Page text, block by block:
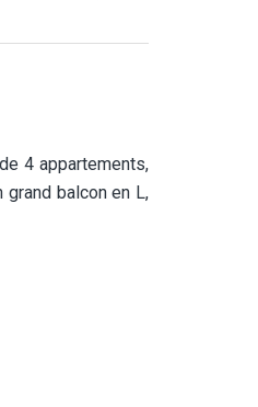
4 appartements,
grand balcon en L,